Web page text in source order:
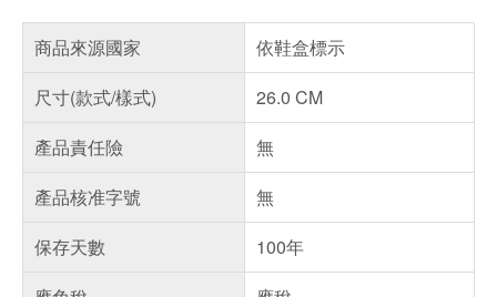
商品來源國家
依鞋盒標示
尺寸(款式/樣式)
26.0 CM
產品責任險
無
產品核准字號
無
保存天數
100年